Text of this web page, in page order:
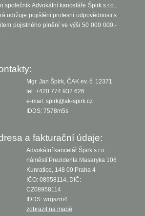
společník Advokátní kanceláře Špirk s.r.o.,
udržuje pojištění profesní odpovědnosti s
pojistného plnění ve výši 50 000 000,-
Mgr. Jan Špirk, ČAK ev. č. 12371
tel: +420 774 932 626
e-mail: spirk@ak-spirk.cz
IDDS: 7578m5s
a fakturační údaje:
Advokátní kancelář Špirk s.r.o.
náměstí Prezidenta Masaryka 106
Kunratice, 148 00 Praha 4
IČO: 08958114, DIČ:
CZ08958114
IDDS: wrgszm4
zobrazit na mapě